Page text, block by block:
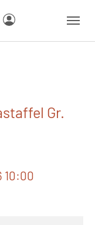
Gr.
10:00